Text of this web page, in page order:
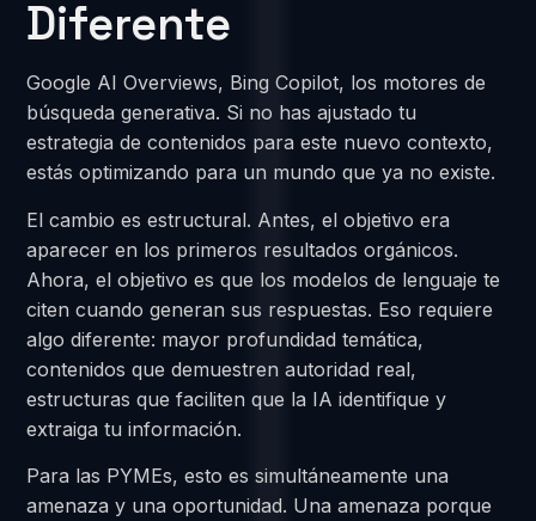
Diferente
Google AI Overviews, Bing Copilot, los motores de
búsqueda generativa. Si no has ajustado tu
estrategia de contenidos para este nuevo contexto,
estás optimizando para un mundo que ya no existe.
El cambio es estructural. Antes, el objetivo era
aparecer en los primeros resultados orgánicos.
Ahora, el objetivo es que los modelos de lenguaje te
citen cuando generan sus respuestas. Eso requiere
algo diferente: mayor profundidad temática,
contenidos que demuestren autoridad real,
estructuras que faciliten que la IA identifique y
extraiga tu información.
Para las PYMEs, esto es simultáneamente una
amenaza y una oportunidad. Una amenaza porque